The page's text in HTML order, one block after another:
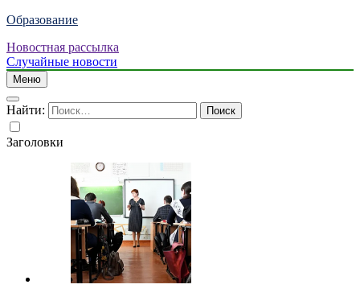
Образование
Новостная рассылка
Случайные новости
Меню
Найти:
Заголовки